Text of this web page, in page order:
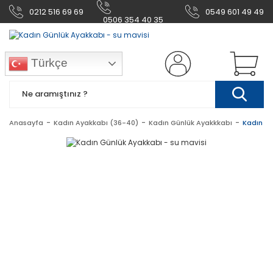
0212 516 69 69
0506 354 40 35
0549 601 49 49
Türkçe
Anasayfa Kadın Ayakkabı (36-40) Kadın Günlük Ayakkkabı Kadın